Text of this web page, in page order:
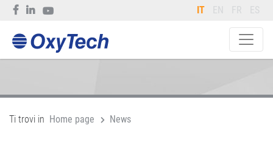
IT EN FR ES
Ti trovi in Home page News